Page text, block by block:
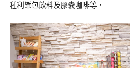
種利樂包飲料及膠囊咖啡等，